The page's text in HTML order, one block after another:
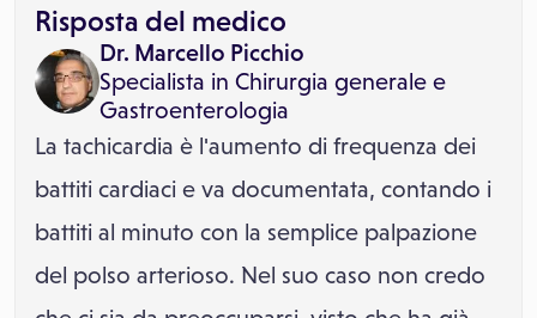
Risposta del medico
Dr. Marcello Picchio
Specialista in Chirurgia generale e
Gastroenterologia
La tachicardia è l'aumento di frequenza dei
battiti cardiaci e va documentata, contando i
battiti al minuto con la semplice palpazione
del polso arterioso. Nel suo caso non credo